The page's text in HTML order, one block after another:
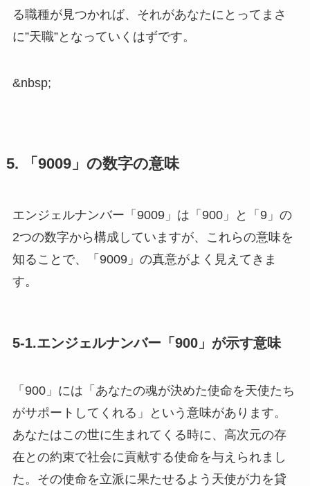
る職種が見つかれば、それがあなたにとってまさ
に”天職”となっていくはずです。
&nbsp;
5. 「9009」の数字の意味
エンジェルナンバー「9009」は「900」と「9」の
2つの数字から構成していますが、これらの意味を
知ることで、「9009」の真意がよく見えてきま
す。
5-1.エンジェルナンバー「900」が示す意味
「900」には「あなたの魂が決めた使命を天使たち
がサポートしてくれる」という意味があります。
あなたはこの世に生まれてくる時に、高次元の存
在との約束で社会に貢献する使命を与えられまし
た。その使命を立派に果たせるよう天使が力を貸